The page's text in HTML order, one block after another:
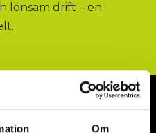
Om
lönsam drift – en